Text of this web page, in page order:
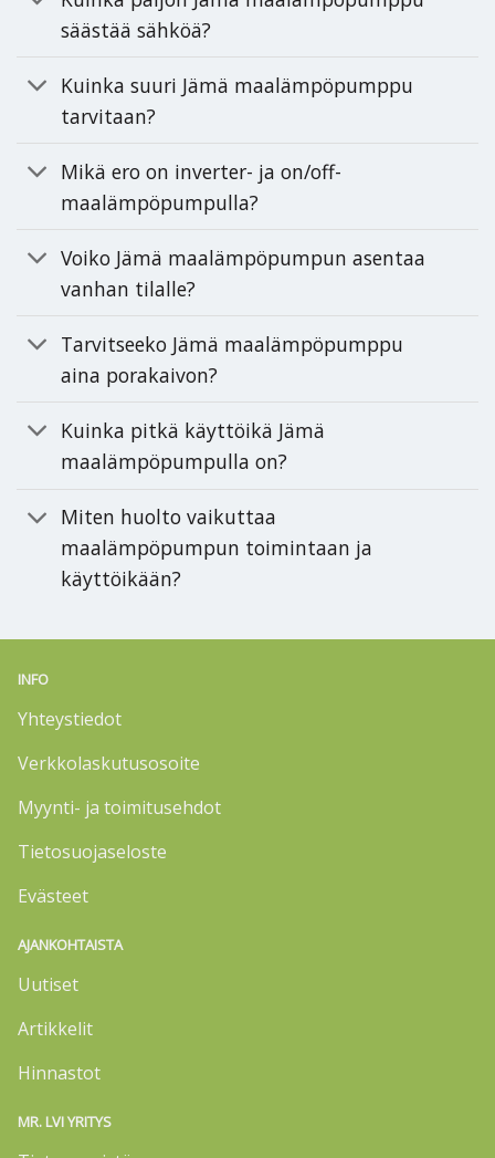
säästää sähköä?
Kuinka suuri Jämä maalämpöpumppu
tarvitaan?
Mikä ero on inverter- ja on/off-
maalämpöpumpulla?
Voiko Jämä maalämpöpumpun asentaa
vanhan tilalle?
Tarvitseeko Jämä maalämpöpumppu
aina porakaivon?
Kuinka pitkä käyttöikä Jämä
maalämpöpumpulla on?
Miten huolto vaikuttaa
maalämpöpumpun toimintaan ja
käyttöikään?
INFO
Yhteystiedot
Verkkolaskutusosoite
Myynti- ja toimitusehdot
Tietosuojaseloste
Evästeet
AJANKOHTAISTA
Uutiset
Artikkelit
Hinnastot
MR. LVI YRITYS